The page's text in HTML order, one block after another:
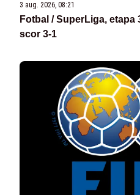
3 aug. 2026, 08:21
Fotbal / SuperLiga, etapa
scor 3-1